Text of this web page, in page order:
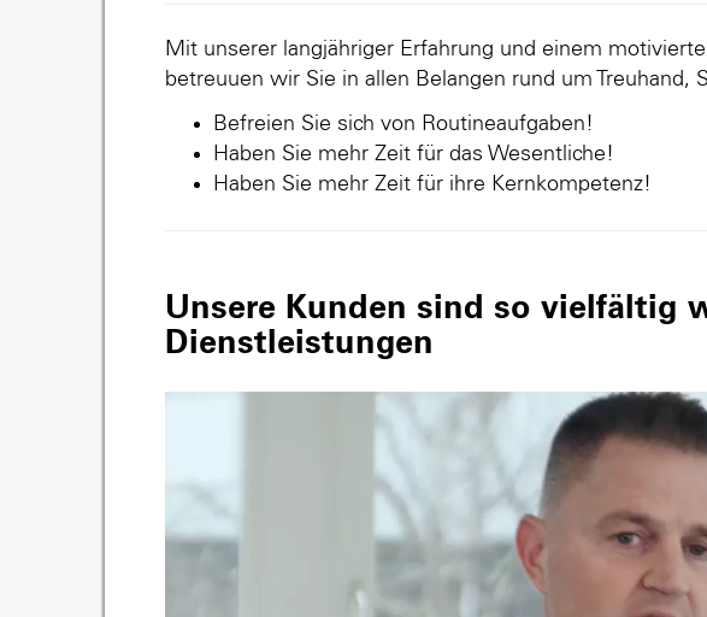
Mit unserer langjähriger Erfahrung und einem
betreuuen wir Sie in allen Belangen rund um Treuhand,
Befreien Sie sich von Routineaufgaben!
Haben Sie mehr Zeit für das Wesentliche!
Haben Sie mehr Zeit für ihre Kernkompetenz!
Unsere Kunden sind so vielfältig
Dienstleistungen